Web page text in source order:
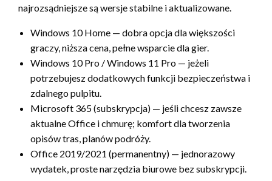
najrozsądniejsze są wersje stabilne i aktualizowane.
Windows 10 Home — dobra opcja dla większości
graczy, niższa cena, pełne wsparcie dla gier.
Windows 10 Pro / Windows 11 Pro — jeżeli
potrzebujesz dodatkowych funkcji bezpieczeństwa i
zdalnego pulpitu.
Microsoft 365 (subskrypcja) — jeśli chcesz zawsze
aktualne Office i chmurę; komfort dla tworzenia
opisów tras, planów podróży.
Office 2019/2021 (permanentny) — jednorazowy
wydatek, proste narzędzia biurowe bez subskrypcji.